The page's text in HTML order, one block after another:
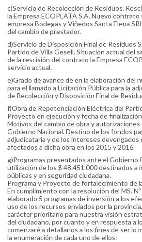
c)Servicio de Recolección de Residuos.
la Empresa ECOPLATA S.A. Nuevo
empresa Bodegas y Viñedos Santa Elena
del cambio de prestador.
d)Servicio de Disposición Final de Residuos
Partido de Villa Gesell. Situación actual del
de la rescisión del contrato la Empresa
servicio actual.
e)Grado de avance de en la elaboración del
para el llamado a Licitación Pública para la
de Recolección y Disposición Final de
f)Obra de Repotenciación Eléctrica del
Proyecto en ejecución y fecha de
Motivos del cambio de obra y autorizaciones
Gobierno Nacional. Destino de los fondos
adjudicataria y de los intereses devengados
afectados a dicha obra en los 2015 y 2016.
g)Programas presentados ante el Gobierno
utilización de los $ 48.451.000 destinados a
públicas y en seguridad ciudadana.
Programa y Proyecto de fortalecimiento de
En cumplimiento con la resolución del MS.
elaborado 5 programas de inversión a los
uso de los recursos enviados por la
carácter prioritario para nuestra visión
del ciudadano, por cuanto y en respuesta a
comenzaré a detallarlos a los fines de ser lo
la enumeración de cada uno de ellos: